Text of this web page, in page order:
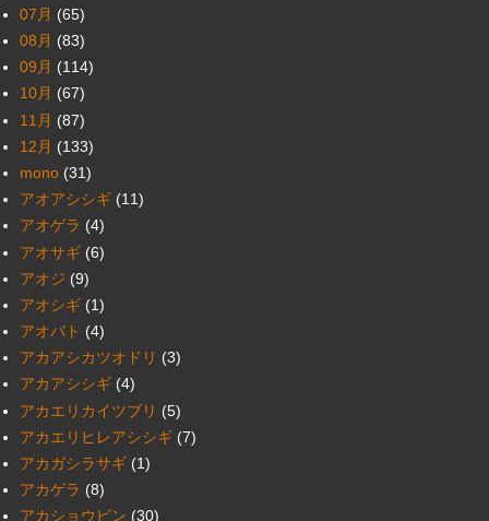
07月 (65)
08月 (83)
09月 (114)
10月 (67)
11月 (87)
12月 (133)
mono (31)
アオアシシギ (11)
アオゲラ (4)
アオサギ (6)
アオジ (9)
アオシギ (1)
アオバト (4)
アカアシカツオドリ (3)
アカアシシギ (4)
アカエリカイツブリ (5)
アカエリヒレアシシギ (7)
アカガシラサギ (1)
アカゲラ (8)
アカショウビン (30)